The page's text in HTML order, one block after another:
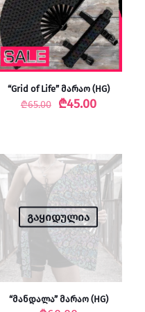
“Grid of Life” მარაო (HG)
₾65.00
Original
₾45.00Current
გაყიდულია
“მანდალა” მარაო (HG)